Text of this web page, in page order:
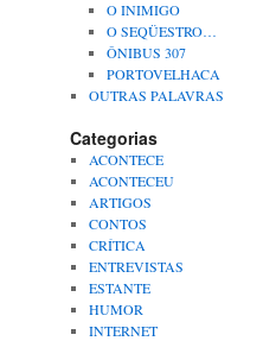
O INIMIGO
O SEQÜESTRO…
ÔNIBUS 307
PORTOVELHACA
OUTRAS PALAVRAS
Categorias
ACONTECE
ACONTECEU
ARTIGOS
CONTOS
CRÍTICA
ENTREVISTAS
ESTANTE
HUMOR
INTERNET